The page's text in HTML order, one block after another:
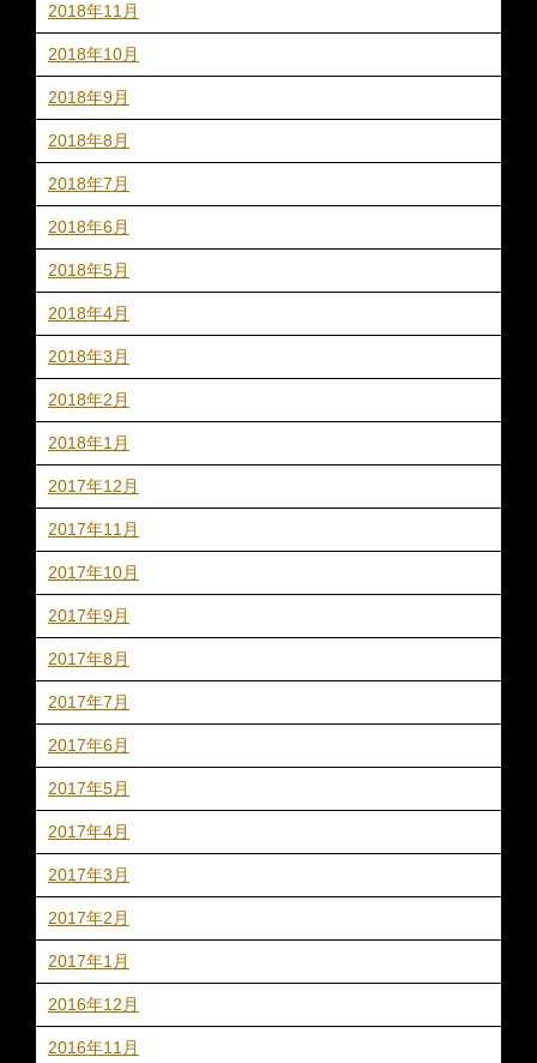
2018年11月
2018年10月
2018年9月
2018年8月
2018年7月
2018年6月
2018年5月
2018年4月
2018年3月
2018年2月
2018年1月
2017年12月
2017年11月
2017年10月
2017年9月
2017年8月
2017年7月
2017年6月
2017年5月
2017年4月
2017年3月
2017年2月
2017年1月
2016年12月
2016年11月